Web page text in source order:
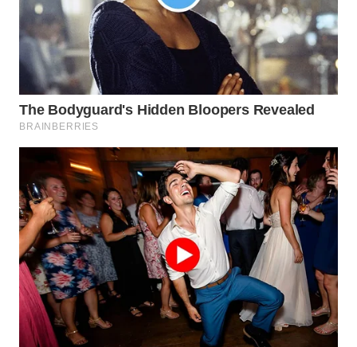
WAHANA
TANI
WAHANA
ADVOKAT
INFRASTRUKTUR
WAHANA
KONSUMEN
WAHANA
LISTRIK
WAHANA
TRAVEL